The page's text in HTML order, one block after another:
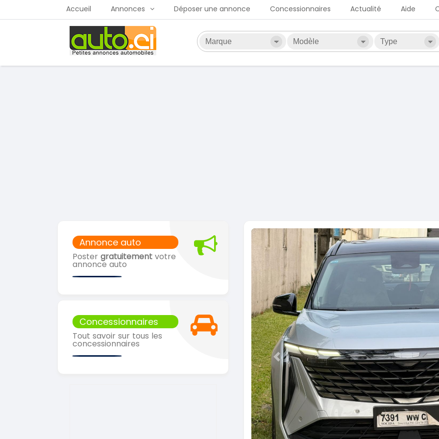
Accueil Annonces Déposer une annonce Concessionnaires Actualité Aide
Annonce auto
Poster gratuitement votre
annonce auto
Concessionnaires
Tout savoir sur tous les
concessionnaires
Previous